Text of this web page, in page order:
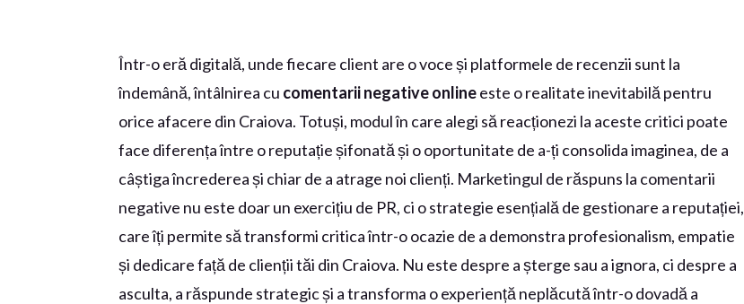
Într-o eră digitală, unde fiecare client are o voce și platformele de recenzii sunt la
îndemână, întâlnirea cu comentarii negative onlineeste o realitate inevitabilă pentru
orice afacere din Craiova. Totuși, modul în care alegi să reacționezi la aceste critici poate
face diferența între o reputație șifonată și o oportunitate de a-ți consolida imaginea, de a
câștiga încrederea și chiar de a atrage noi clienți. Marketingul de răspuns la comentarii
negative nu este doar un exercițiu de PR, ci o strategie esențială de gestionare a reputației,
care îți permite să transformi critica într-o ocazie de a demonstra profesionalism, empatie
și dedicare față de clienții tăi din Craiova. Nu este despre a șterge sau a ignora, ci despre a
asculta, a răspunde strategic și a transforma o experiență neplăcută într-o dovadă a